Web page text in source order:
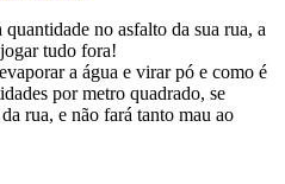
no asfalto da sua rua, a
tudo fora!
a água e virar pó e como é
por metro quadrado, se
rua, e não fará tanto mau ao